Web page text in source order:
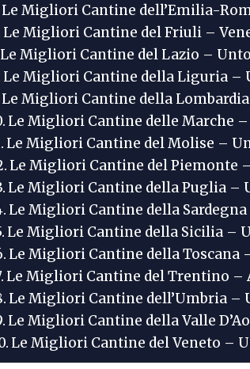
Le Migliori Cantine dell’Emilia-
Le Migliori Cantine del Friuli –
Le Migliori Cantine del Lazio –
Le Migliori Cantine della Liguria –
Le Migliori Cantine della
Le Migliori Cantine delle Marche
Le Migliori Cantine del Molise –
Le Migliori Cantine del Piemonte
Le Migliori Cantine della Puglia –
Le Migliori Cantine della
Le Migliori Cantine della Sicilia –
Le Migliori Cantine della Toscana
Le Migliori Cantine del Trentino –
Le Migliori Cantine dell’Umbria –
Le Migliori Cantine della Valle
Le Migliori Cantine del Veneto –